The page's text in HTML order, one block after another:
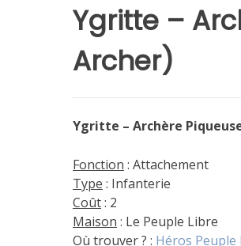
Ygritte –
Archer)
Ygritte – Archère
Fonction : Attachement
Type : Infanterie
Coût: 2
Maison : Le Peuple Libre
Où trouver ? : Héros Peuple